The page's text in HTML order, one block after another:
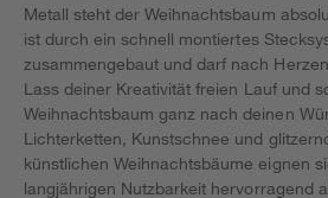
Metall steht der Weihnachtsbaum
ist durch ein schnell montiertes
zusammengebaut und darf nach
Lass deiner Kreativität freien Lauf und
Weihnachtsbaum ganz nach deinen
Lichterketten, Kunstschnee und
künstlichen Weihnachtsbäume eignen
langjährigen Nutzbarkeit hervorragend